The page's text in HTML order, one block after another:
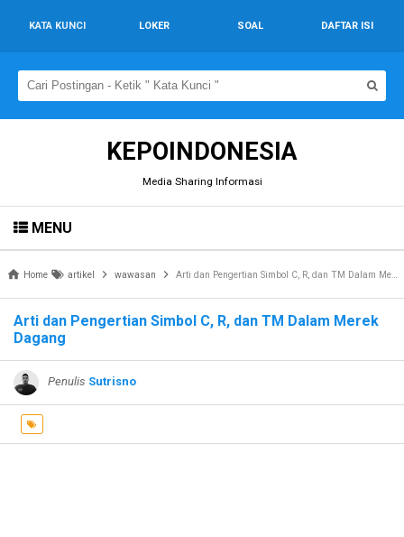
KATA KUNCI LOKER SOAL DAFTAR ISI
KEPOINDONESIA
Media Sharing Informasi
MENU
Home artikel wawasan Arti dan Pengertian Simbol C, R, dan TM Dalam Merek Dagang
Arti dan Pengertian Simbol C, R, dan TM Dalam Merek
Dagang
Penulis Sutrisno